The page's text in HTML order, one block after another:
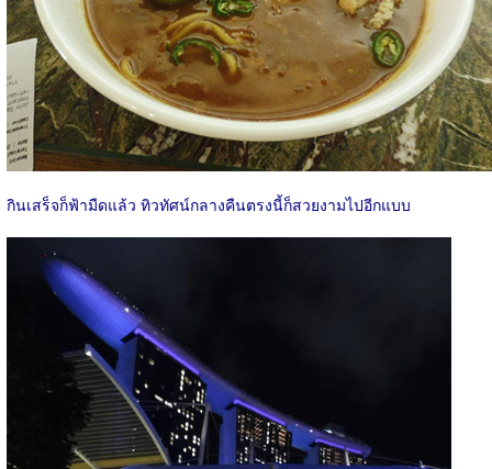
กินเสร็จก็ฟ้ามืดแล้ว ทิวทัศน์กลางคืนตรงนี้ก็สวยงามไปอีกแบบ